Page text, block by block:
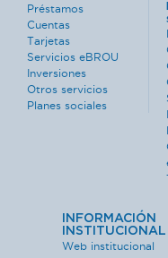
Préstamos
Cuentas
Tarjetas
Servicios eBROU
Inversiones
Otros servicios
Planes sociales
INFORMACIÓN
INSTITUCIONAL
Web institucional